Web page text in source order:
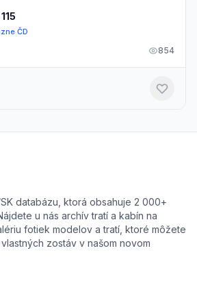
ČD
854
databázu, ktorá obsahuje 2 000+
u nás archív tratí a kabín na
fotiek modelov a tratí, ktoré môžete
zostáv v našom novom